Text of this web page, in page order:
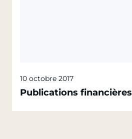
10 octobre 2017
Publications financières